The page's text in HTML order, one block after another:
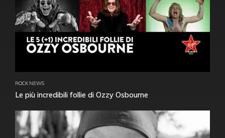
ROCK NEWS
Le più incredibili follie di Ozzy Osbourne